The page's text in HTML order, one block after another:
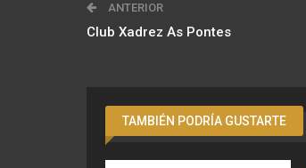
ANTERIOR
Club Xadrez As Pontes
TAMBIÉN PODRÍA GUSTARTE